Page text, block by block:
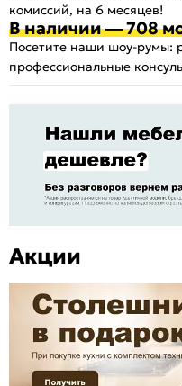
комиссий, на 6 месяцев!
В наличии — 708
Посетите наши шоу-румы:
профессиональные
Акции